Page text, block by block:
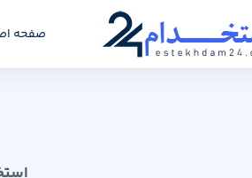
صفحه